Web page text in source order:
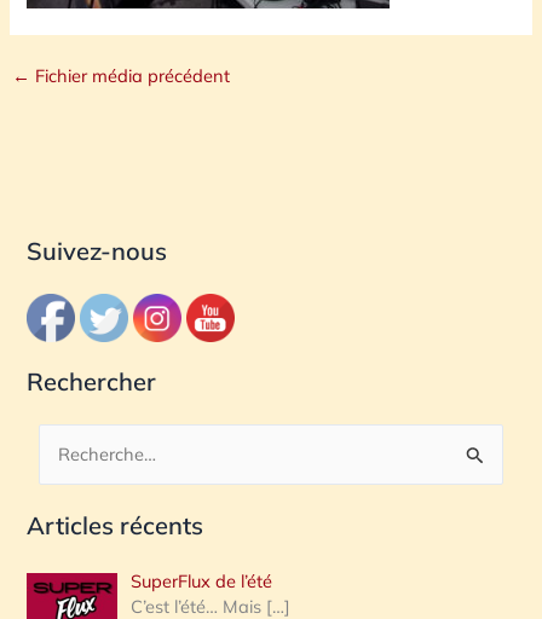
← Fichier média précédent
Suivez-nous
Rechercher
c
e
Articles récents
SuperFlux de l’été
C’est l’été… Mais […]